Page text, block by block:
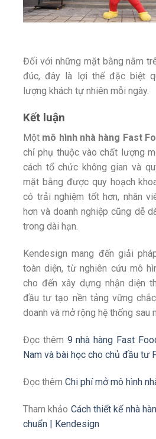
Đối với những mặt bằng nằm
đúc, đây là lợi thế đặc biệt
lượng khách tự nhiên mỗi ngày.
Kết luận
Một mô hình nhà hàng Fast
chỉ phụ thuộc vào chất lượng
cách tổ chức không gian và
mặt bằng được quy hoạch
có trải nghiệm tốt hơn, nhân
hơn và doanh nghiệp cũng dễ
trong dài hạn.
Kendesign mang đến giải
toàn diện, từ nghiên cứu mô
cho đến xây dựng nhận diện
đầu tư tạo nền tảng vững
doanh và mở rộng hệ thống sau
Đọc thêm 9 nhà hàng Fast
Nam và bài học cho chủ đầu tư
Đọc thêm Chi phí mở mô hình
Tham khảo Cách thiết kế nhà
chuẩn | Kendesign